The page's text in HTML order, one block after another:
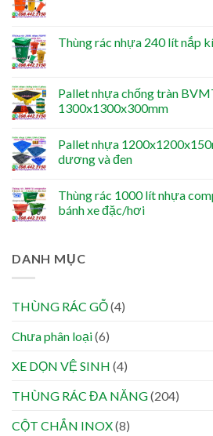
Thùng rác nhựa 240 lít nắp
Pallet nhựa chống tràn
1300x1300x300mm
Pallet nhựa
dương và đen
Thùng rác 1000 lít nhựa
bánh xe đặc/hơi
DANH MỤC
THÙNG RÁC GỖ(4)
Chưa phân loại(6)
XE DỌN VỆ SINH (4)
THÙNG RÁC ĐA NĂNG(204)
CỘT CHẮN INOX(8)